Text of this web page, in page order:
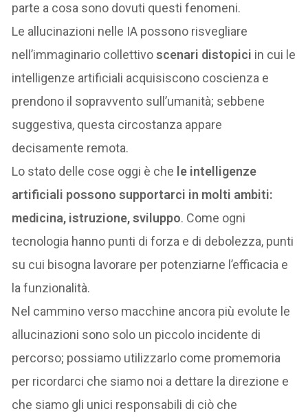
parte a cosa sono dovuti questi fenomeni.
Le allucinazioni nelle IA possono risvegliare
nell’immaginario collettivoscenari distopici in cui le
intelligenze artificiali acquisiscono coscienza e
prendono il sopravvento sull’umanità; sebbene
suggestiva, questa circostanza appare
decisamente remota.
Lo stato delle cose oggi è che le intelligenze
artificiali possono supportarci in molti ambiti:
medicina, istruzione, sviluppo. Come ogni
tecnologia hanno punti di forza e di debolezza, punti
su cui bisogna lavorare per potenziarne l’efficacia e
la funzionalità.
Nel cammino verso macchine ancora più evolute le
allucinazioni sono solo un piccolo incidente di
percorso; possiamo utilizzarlo come promemoria
per ricordarci che siamo noi a dettare la direzione e
che siamo gli unici responsabili di ciò che